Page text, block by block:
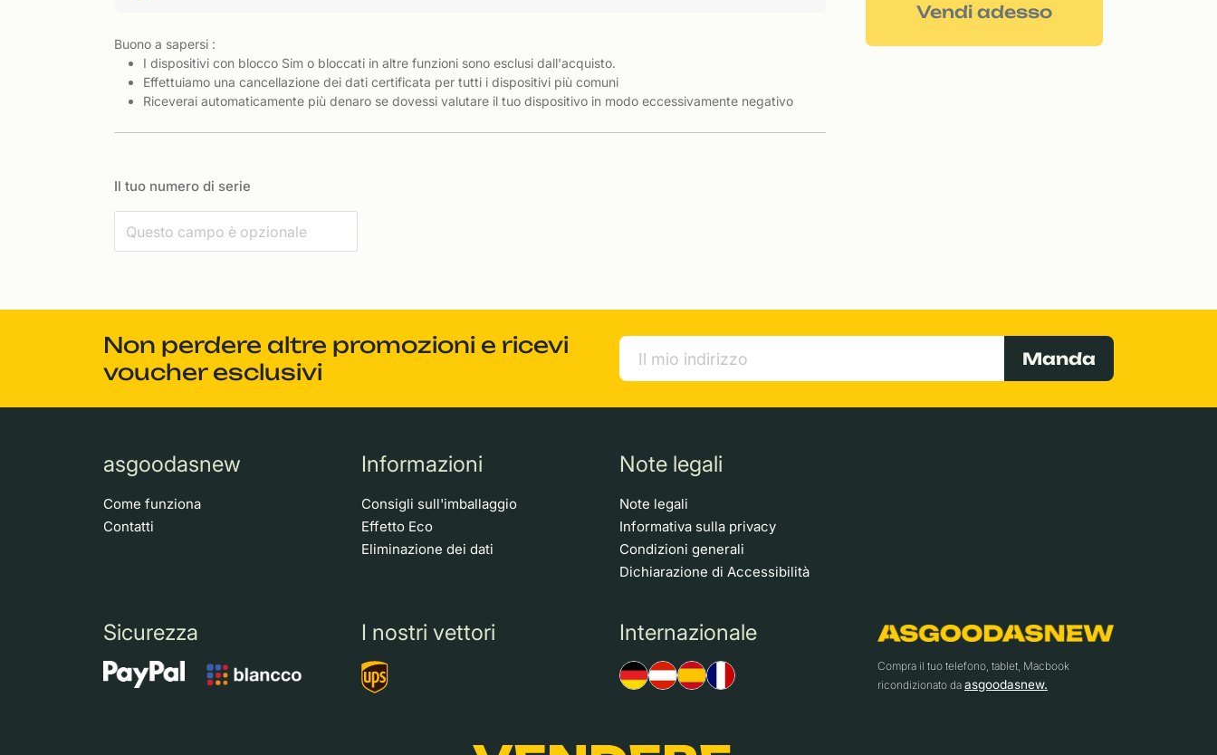
Buono a sapersi :
I dispositivi con blocco Sim o bloccati in altre funzioni sono esclusi dall'acquisto.
Effettuiamo una cancellazione dei dati certificata per tutti i dispositivi più comuni
Riceverai automaticamente più denaro se dovessi valutare il tuo dispositivo in modo eccessivamente negativo
Il tuo numero di serie
Vendi adesso
Non perdere altre promozioni e ricevi
voucher esclusivi
Manda
asgoodasnew
Come funziona
Contatti
Informazioni
Consigli sull'imballaggio
Effetto Eco
Eliminazione dei dati
Note legali
Note legali
Informativa sulla privacy
Condizioni generali
Dichiarazione di Accessibilità
Sicurezza I nostri vettori Internazionale
Compra il tuo telefono, tablet, Macbook
ricondizionato da asgoodasnew.